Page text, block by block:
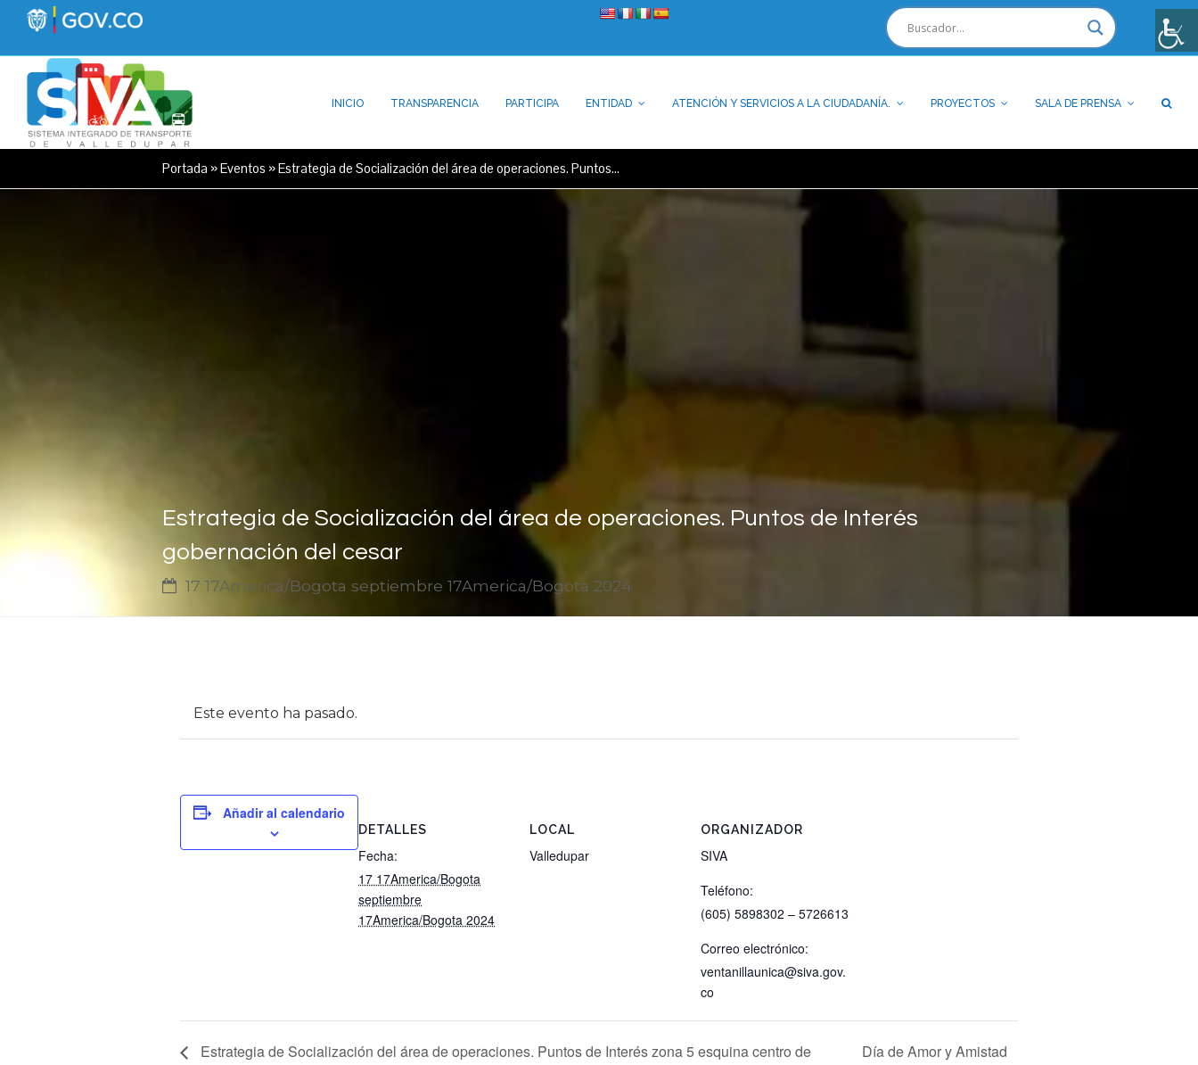
INICIO TRANSPARENCIA PARTICIPA ENTIDAD ATENCIÓN Y SERVICIOS A LA CIUDADANÍA. PROYECTOS SALA DE PRENSA
Portada »Eventos »Estrategia de Socialización del área de operaciones. Puntos…
Estrategia de Socialización del área de operaciones. Puntos de Interés
gobernación del cesar
17 17America/Bogota septiembre 17America/Bogota 2024
Este evento ha pasado.
Añadir al calendario
DETALLES
Fecha:
17 17America/Bogota
septiembre
17America/Bogota 2024
LOCAL
Valledupar
ORGANIZADOR
SIVA
Teléfono:
(605) 5898302 – 5726613
Correo electrónico:
ventanillaunica@siva.gov.
co
Estrategia de Socialización del área de operaciones. Puntos de Interés zona 5 esquina centro de
Día de Amor y Amistad